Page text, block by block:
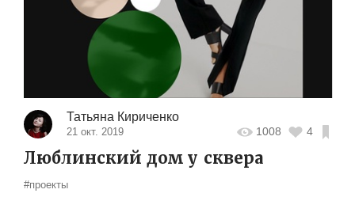
Татьяна Кириченко
21 окт. 2019 1008 4
Люблинский дом у сквера
#проекты